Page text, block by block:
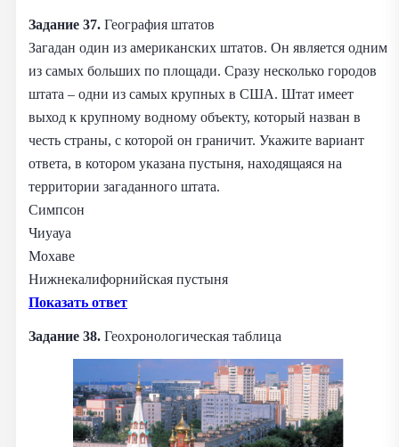
Задание 37. География штатов
Загадан один из американских штатов. Он является одним
из самых больших по площади. Сразу несколько городов
штата – одни из самых крупных в США. Штат имеет
выход к крупному водному объекту, который назван в
честь страны, с которой он граничит. Укажите вариант
ответа, в котором указана пустыня, находящаяся на
территории загаданного штата.
Симпсон
Чиуауа
Мохаве
Нижнекалифорнийская пустыня
Показать ответ
Задание 38. Геохронологическая таблица